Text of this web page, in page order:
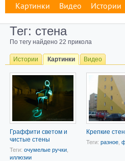
Картинки Видео Истории
Тег: стена
По тегу найдено 22 прикола
Истории Картинки Видео
Граффити светом и
чистые стены
Теги: очумелые ручки
иллюзии
Крепкие
Теги: разное